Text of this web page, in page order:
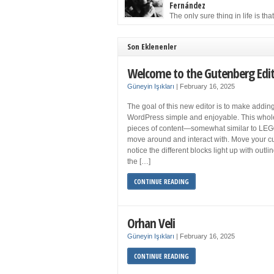
to solution may well be to get more sleep but
you get your 8 hours a night and still feel
Fernández
The only sure thing in life is that
sooner rather than later the leader of the
Revolution would succumb to that most strict
ways by the […]
Son Eklenenler
Welcome to the Gutenberg
Güneyin Işıkları February 16, 2025
The goal of this new editor is to make
WordPress simple and enjoyable. This
pieces of content—somewhat similar to
move around and interact with. Move your
notice the different blocks light up with
the […]
CONTINUE READING
Orhan Veli
Güneyin Işıkları February 16, 2025
CONTINUE READING